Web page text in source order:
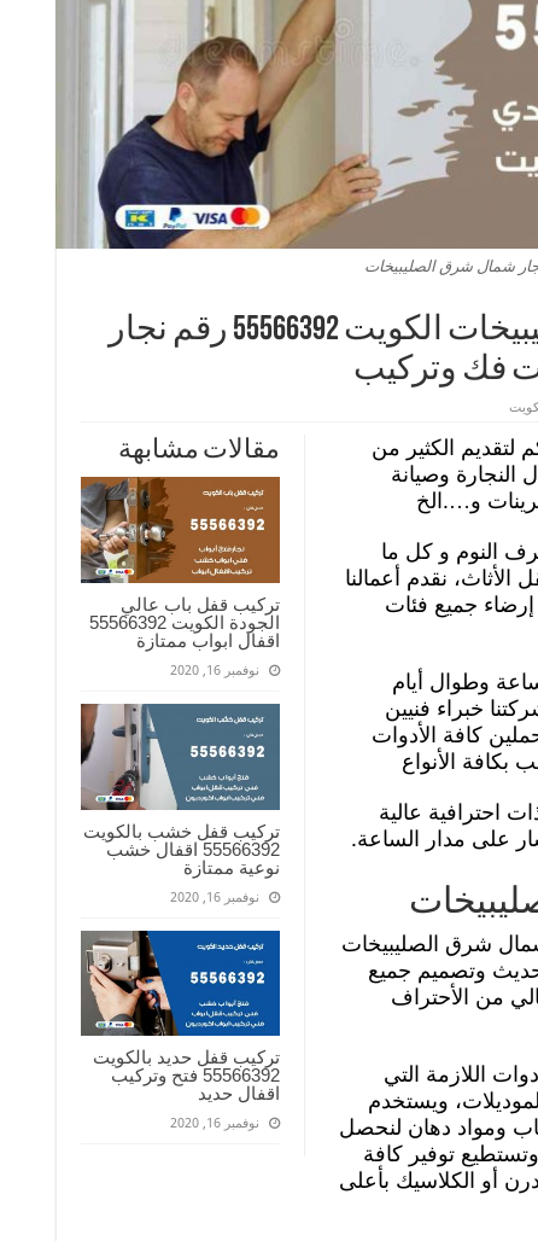
شمال شرق الصليبيخات
نجار شمال شرق الصليبيخات الكويت 55566392 رقم نجار
فك وتركيب
مقالات مشابهة
تركيب قفل باب عالي
الجودة الكويت 55566392
اقفال ابواب ممتازة
نوفمبر 16, 2020
تركيب قفل خشب بالكويت
55566392 اقفال خشب
نوعية ممتازة
نوفمبر 16, 2020
تركيب قفل حديد بالكويت
55566392 فتح وتركيب
اقفال حديد
نوفمبر 16, 2020
الكثير من
النجارة وصيانة
و….الخ
النوم و كل ما
نقدم أعمالنا
جميع فئات
متوفرة على مدار ال ٢٤ ساعة وطوال أيام
خبراء فنيين
كافة الأدوات
بكافة الأنواع
احترافية عالية
على مدار الساعة.
شمال شرق الصليبيخات
وتصميم جميع
من الأحتراف
اللازمة التي
ويستخدم
ومواد دهان لنحصل
وتستطيع توفير كافة
أو الكلاسيك بأعلى